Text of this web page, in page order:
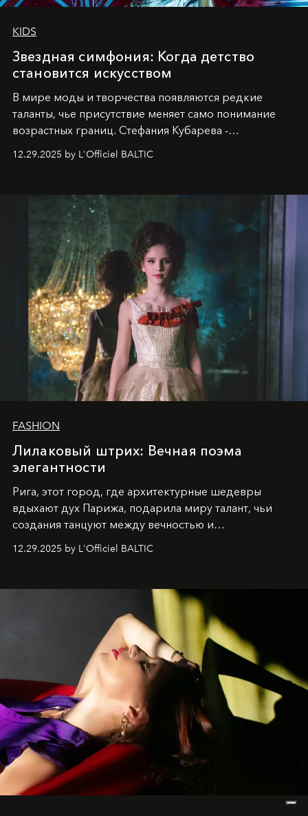
KIDS
Звездная симфония: Когда детство
становится искусством
В мире моды и творчества появляются редкие
таланты, чье присутствие меняет само понимание
возрастных границ. Стефания Кубарева -
десятилетняя обладательница невероятной
харизмы, чье имя уже украшает обложки
2025
и LUXIA June 2025, представляет собой
уникальное явление современной культуры.
12.29.2025 by L'Officiel BALTIC
FASHION
Лилаковый штрих: Вечная поэма
элегантности
Рига, этот город, где архитектурные шедевры
вдыхают дух Парижа, подарила миру талант, чьи
создания танцуют между вечностью и
современностью.
12.29.2025 by L'Officiel BALTIC